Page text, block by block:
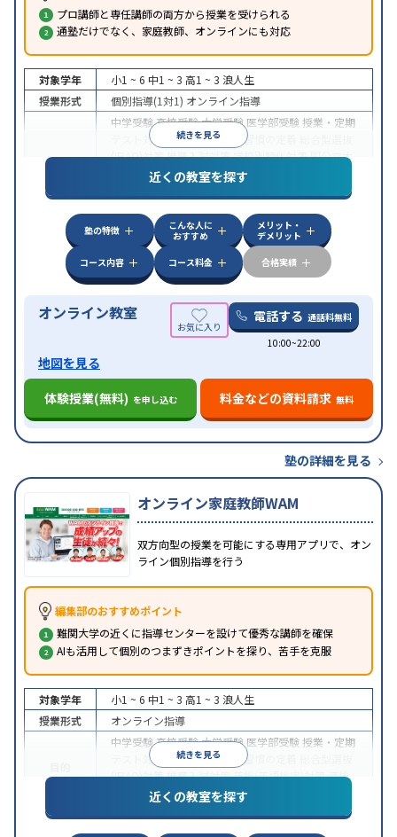
プロ講師と専任講師の両方から授業を受けられる
通塾だけでなく、家庭教師、オンラインにも対応
続きを見る
対象学年 小1 ~ 6 中1 ~ 3 高1 ~ 3 浪人生
授業形式
個別指導(1対1) オンライン指導
中学受験高校受験大学受験 医学部受験 授業・定期
テスト対策
内申点対策 学習習慣の定着
(旧AO)対策推薦入試対策学校別特化対策国公立大
私大対策共通テスト対策
英語・英会話特化
特徴
中高一貫校生に対応授業の振替可能 不登校生に対
オンライン対応 1科目から受講可能季節講習の
みの受講可
自習室あり
近くの教室を探す
塾の特徴
こんな人に
おすすめ
メリット・
デメリット
コース内容
コース料金 合格実績
オンライン教室 電話する 通話料無料
10:00~22:00
地図を見る
体験授業(無料) を申し込む 料金などの資料請求 無料
塾の詳細を見る
オンライン家庭教師WAM
双方向型の授業を可能にする専用アプリで、オン
ライン個別指導を行う
編集部のおすすめポイント
難関大学の近くに指導センターを設けて優秀な講師を確保
AIも活用して個別のつまずきポイントを探り、苦手を克服
続きを見る
対象学年 小1 ~ 6 中1 ~ 3 高1 ~ 3 浪人生
授業形式
オンライン指導
中学受験高校受験大学受験 医学部受験 授業・定期
テスト対策
内申点対策 学習習慣の定着
(旧AO)対策推薦入試対策英検(英語検定)対策漢検
(漢字検定)対策
中高一貫校生に対応成績保証制度あり授業の振替
可能不登校生に対応学習にPC・タブレットを利用
近くの教室を探す